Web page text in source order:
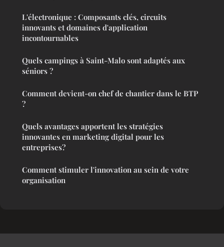
L'électronique : Composants clés, circuits
innovants et domaines d'application
incontournables
Quels campings à Saint-Malo sont adaptés aux
séniors ?
Comment devient-on chef de chantier dans le BTP
?
Quels avantages apportent les stratégies
innovantes en marketing digital pour les
entreprises?
Comment stimuler l'innovation au sein de votre
organisation